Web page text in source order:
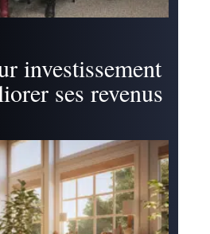
investissement
ses revenus